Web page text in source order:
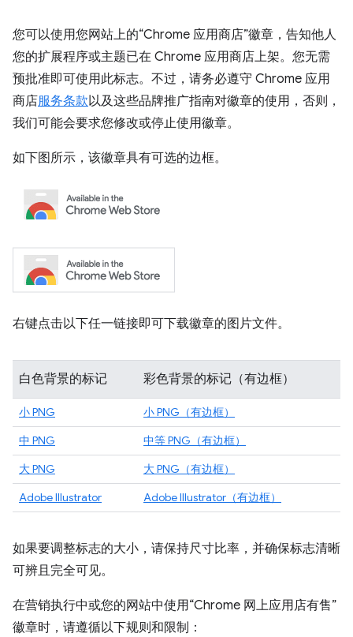
您可以使用您网站上的“Chrome 应用商店”徽章，告知他人
您的扩展程序或主题已在 Chrome 应用商店上架。您无需
预批准即可使用此标志。不过，请务必遵守 Chrome 应用
商店服务条款以及这些品牌推广指南对徽章的使用，否则，
我们可能会要求您修改或停止使用徽章。
如下图所示，该徽章具有可选的边框。
右键点击以下任一链接即可下载徽章的图片文件。
白色背景的标记 彩色背景的标记（有边框）
小 PNG
小 PNG（有边框）
中 PNG
中等 PNG（有边框）
大 PNG
大 PNG（有边框）
Adobe Illustrator
Adobe Illustrator（有边框）
如果要调整标志的大小，请保持尺寸比率，并确保标志清晰
可辨且完全可见。
在营销执行中或您的网站中使用“Chrome 网上应用店有售”
徽章时，请遵循以下规则和限制：